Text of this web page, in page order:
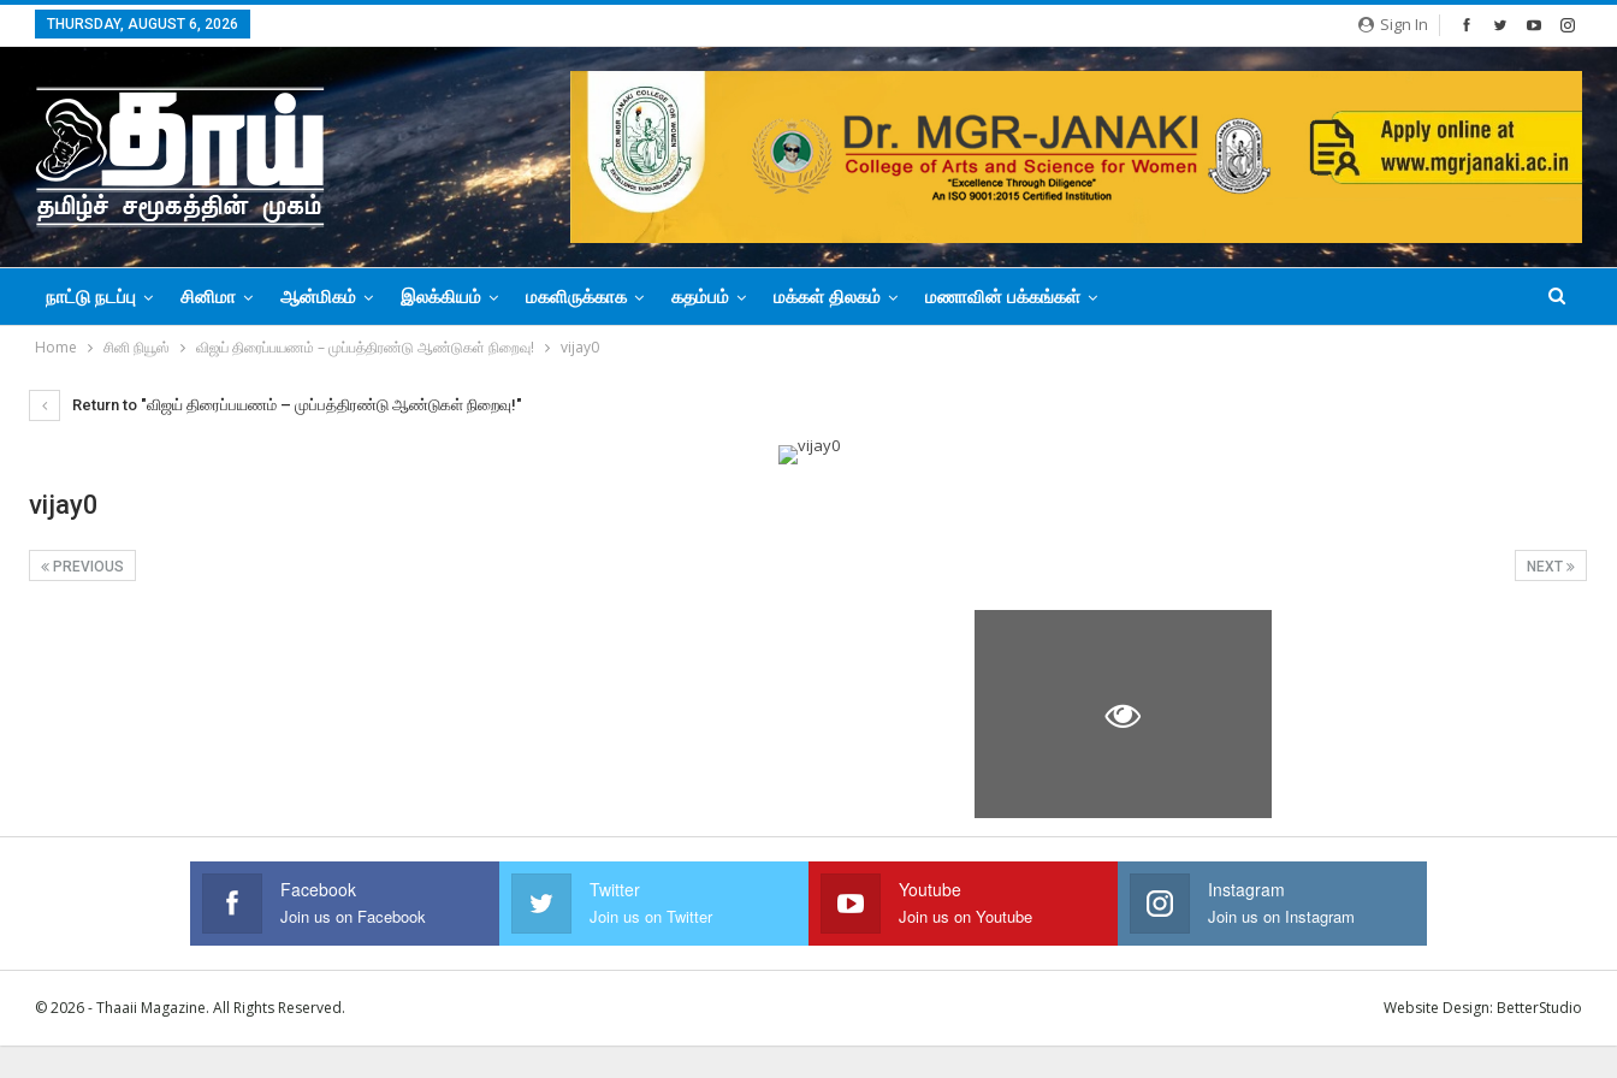
Sign In
THURSDAY, AUGUST 6, 2026
நாட்டு நடப்பு சினிமா ஆன்மிகம் இலக்கியம் மகளிருக்காக கதம்பம் மக்கள் திலகம் மணாவின் பக்கங்கள்
Home சினி நியூஸ் விஜய் திரைப்பயணம் – முப்பத்திரண்டு ஆண்டுகள் நிறைவு! vijay0
Return to "விஜய் திரைப்பயணம் – முப்பத்திரண்டு ஆண்டுகள் நிறைவு!"
vijay0
NEXT
PREVIOUS
Facebook
Join us on Facebook
Twitter
Join us on Twitter
Youtube
Join us on Youtube
Instagram
Join us on Instagram
© 2026 - Thaaii Magazine. All Rights Reserved. Website Design: BetterStudio